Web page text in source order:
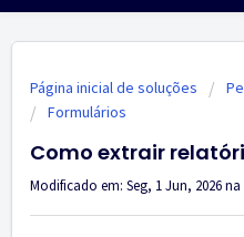
Página inicial de soluções
Formulários
Como extrair
Modificado em: Seg, 1 Jun, 2026 na